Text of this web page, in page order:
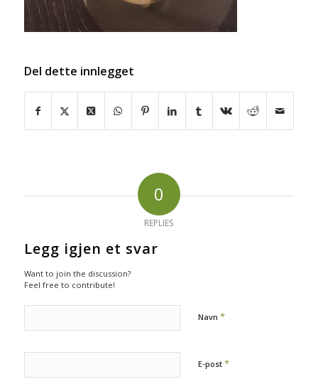
Del dette innlegget
0
REPLIES
Legg igjen et svar
Want to join the discussion?
Feel free to contribute!
Navn *
E-post *